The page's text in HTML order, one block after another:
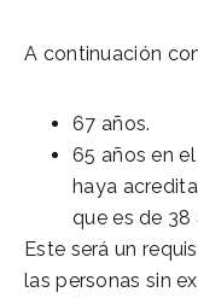
A continuación
67 años.
65 años en
haya
que es de 38
Este será un
las personas sin